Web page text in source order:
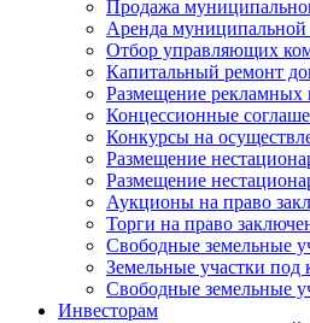
Продажа
Аренда муниципальной
Отбор управляющих
Капитальный ремонт
Размещение рекламных
Концессионные
Конкурсы на
Размещение
Размещение
Аукционы на право
Торги на право
Свободные земельные
Земельные участки под
Свободные земельные
Инвесторам